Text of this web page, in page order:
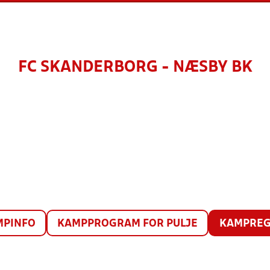
FC SKANDERBORG - NÆSBY BK
KAMPPROGRAM FOR PULJE